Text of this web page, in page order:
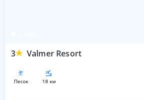
3 Valmer Resort
песок 18 км